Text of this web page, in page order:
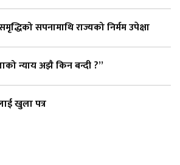
सपनामाथि राज्यको निर्मम उपेक्षा
न्याय अझै किन बन्दी ?”
खुला पत्र